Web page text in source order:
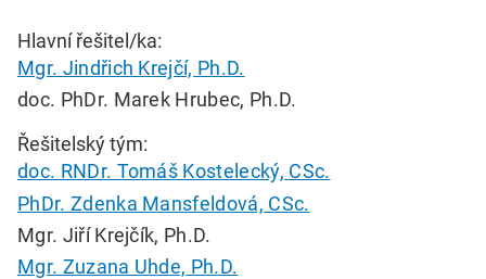
Hlavní řešitel/ka:
Mgr. Jindřich Krejčí, Ph.D.
doc. PhDr. Marek Hrubec, Ph.D.
Řešitelský tým:
doc. RNDr. Tomáš Kostelecký, CSc.
PhDr. Zdenka Mansfeldová, CSc.
Mgr. Jiří Krejčík, Ph.D.
Mgr. Zuzana Uhde, Ph.D.